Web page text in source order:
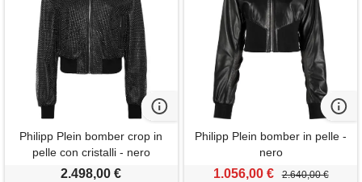
Philipp Plein bomber crop in
pelle con cristalli - nero
2.498,00 €
Philipp Plein bomber in pelle -
nero
1.056,00 € 2.640,00 €